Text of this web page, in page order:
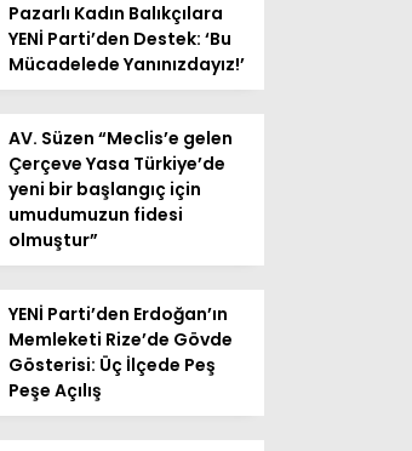
Pazarlı Kadın Balıkçılara
YENİ Parti’den Destek: ‘Bu
Mücadelede Yanınızdayız!’
AV. Süzen “Meclis’e gelen
Çerçeve Yasa Türkiye’de
yeni bir başlangıç için
umudumuzun fidesi
olmuştur”
YENİ Parti’den Erdoğan’ın
Memleketi Rize’de Gövde
Gösterisi: Üç İlçede Peş
Peşe Açılış